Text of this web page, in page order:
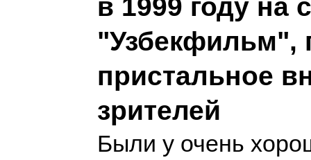
в 1999 году на
"Узбекфильм",
пристальное
зрителей
Были у очень